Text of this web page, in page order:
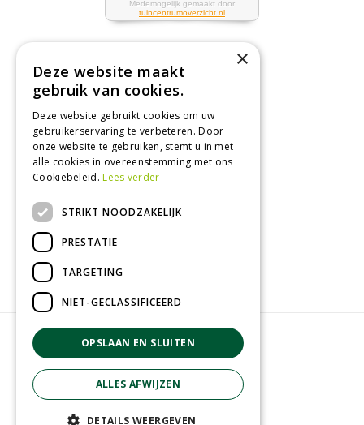
Tuincentrum
Nieuws
Tuintips
Tuincentrum
Tuinplanten
© GroenRijk Zevenaar
Green Solutions
Privacy policy
Tuincentrum overzicht
Algemene voorwaarden
×
Deze website maakt
gebruik van cookies.
Deze website gebruikt cookies om uw
gebruikerservaring te verbeteren. Door
onze website te gebruiken, stemt u in met
alle cookies in overeenstemming met ons
Cookiebeleid.Lees verder
STRIKT NOODZAKELIJK
PRESTATIE
TARGETING
NIET-GECLASSIFICEERD
OPSLAAN EN SLUITEN
ALLES AFWIJZEN
DETAILS WEERGEVEN